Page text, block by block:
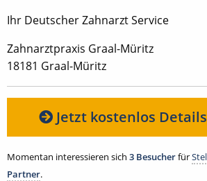
Ihr Deutscher Zahnarzt Service
Zahnarztpraxis Graal-Müritz
18181 Graal-Müritz
Jetzt kostenlos
Momentan interessieren sich 3 Besucherfür
Partner.